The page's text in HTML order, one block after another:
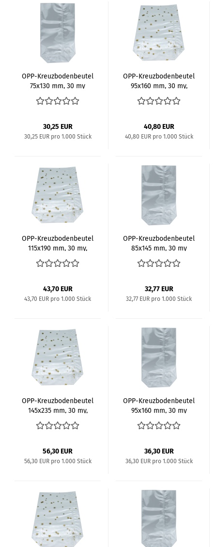
OPP-​Kreuz­bo­den­beu­tel
75x130 mm, 30 my
30,25 EUR
30,25 EUR pro 1.000 Stück
OPP-​Kreuz­bo­den­beu­tel
95x160 mm, 30 my,
Motiv "Stern"
40,80 EUR
40,80 EUR pro 1.000 Stück
OPP-​Kreuz­bo­den­beu­tel
115x190 mm, 30 my,
Motiv "Stern"
43,70 EUR
43,70 EUR pro 1.000 Stück
OPP-​Kreuz­bo­den­beu­tel
85x145 mm, 30 my
32,77 EUR
32,77 EUR pro 1.000 Stück
OPP-​Kreuz­bo­den­beu­tel
145x235 mm, 30 my,
Motiv "Stern"
56,30 EUR
56,30 EUR pro 1.000 Stück
OPP-​Kreuz­bo­den­beu­tel
95x160 mm, 30 my
36,30 EUR
36,30 EUR pro 1.000 Stück